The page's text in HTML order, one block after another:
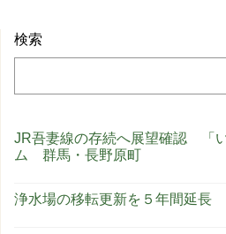
検索
JR吾妻線の存続へ展望確認 「
ム 群馬・長野原町
浄水場の移転更新を５年間延長